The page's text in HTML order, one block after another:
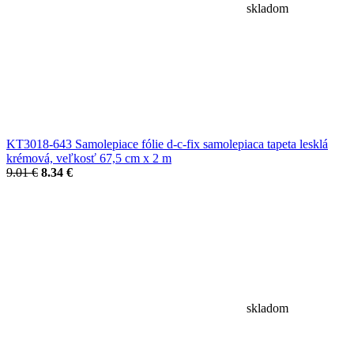
skladom
KT3018-643 Samolepiace fólie d-c-fix samolepiaca tapeta lesklá
krémová, veľkosť 67,5 cm x 2 m
9.01 € 8.34 €
skladom